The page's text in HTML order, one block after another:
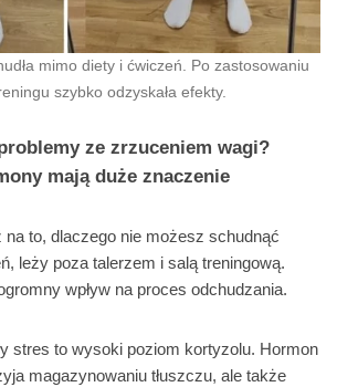
mimo diety i ćwiczeń. Po zastosowaniu
szybko odzyskała efekty.
ze zrzuceniem wagi?
mają duże znaczenie
to, dlaczego nie możesz schudnąć
leży poza talerzem i salą treningową.
wpływ na proces odchudzania.
stres to wysoki poziom kortyzolu. Hormon
magazynowaniu tłuszczu, ale także